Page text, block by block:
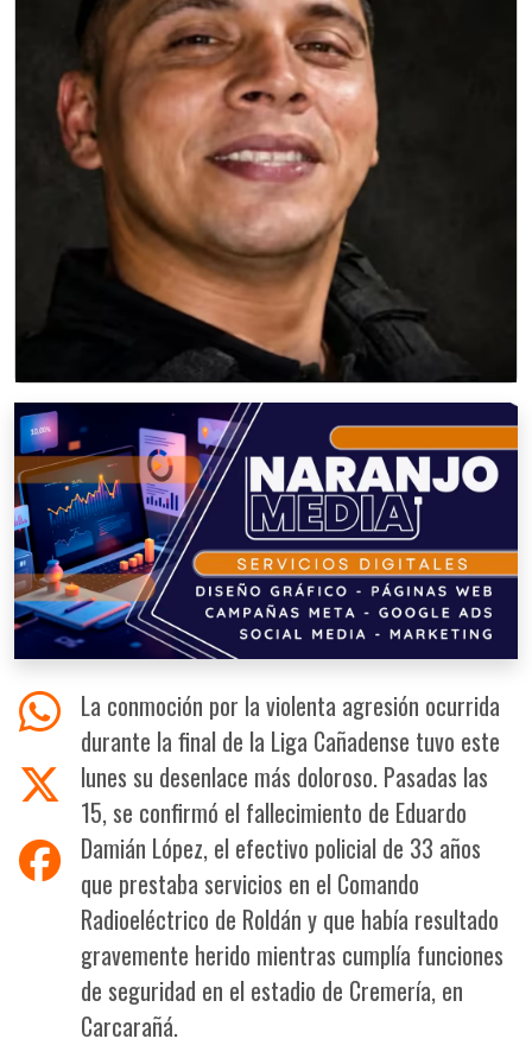
La conmoción por la violenta agresión ocurrida
durante la final de la Liga Cañadense tuvo este
lunes su desenlace más doloroso. Pasadas las
15, se confirmó el fallecimiento de Eduardo
Damián López, el efectivo policial de 33 años
que prestaba servicios en el Comando
Radioeléctrico de Roldán y que había resultado
gravemente herido mientras cumplía funciones
de seguridad en el estadio de Cremería, en
Carcarañá.